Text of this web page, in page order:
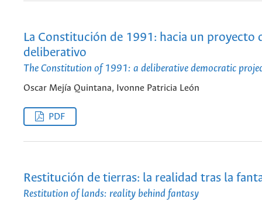
La Constitución de 1991: hacia un proyecto
deliberativo
The Constitution of 1991: a deliberative democratic
Oscar Mejía Quintana, Ivonne Patricia León
PDF
Restitución de tierras: la realidad tras la
Restitution of lands: reality behind fantasy